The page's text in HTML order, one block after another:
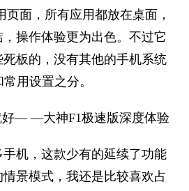
页面，所有应用都放在桌面，
操作体验更为出色。不过它
板的，没有其他的手机系统
用设置之分。
机，这款少有的延续了功能
景模式，我还是比较喜欢占